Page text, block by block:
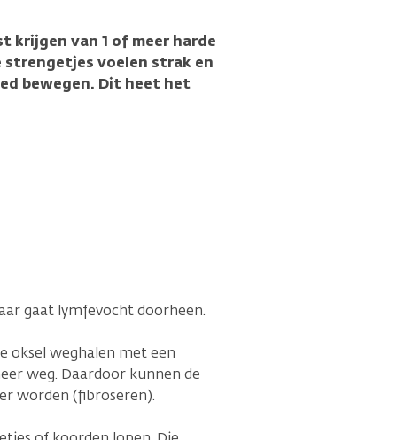
krijgen van 1 of meer harde
strengetjes voelen strak en
bewegen. Dit heet het
gaat lymfevocht doorheen.
oksel weghalen met een
weg. Daardoor kunnen de
worden (fibroseren).